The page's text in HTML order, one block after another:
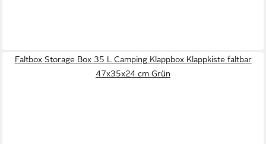
Faltbox Storage Box 35 L Camping Klappbox Klappkiste faltbar
47x35x24 cm Grün